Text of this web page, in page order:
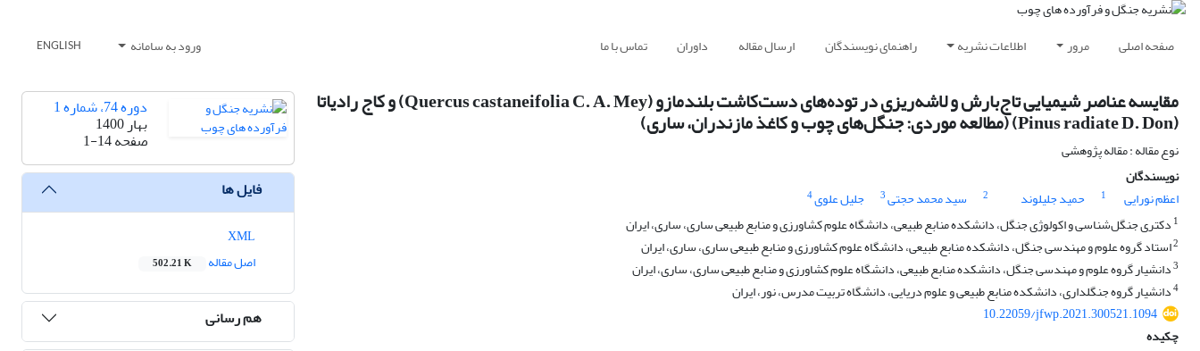
صفحه اصلی مرور اطلاعات نشریه راهنمای نویسندگان ارسال مقاله داوران تماس با ما ورود به سامانه ENGLISH
مقایسه عناصر شیمیایی تاج‌بارش و لاشه‌ریزی در توده‌های دست‌کاشت بلند‌مازو (Quercus castaneifolia C. A. Mey) و کاج رادیاتا
(Pinus radiate D. Don) (مطالعه موردی: جنگل‌های چوب و کاغذ مازندران، ساری)
نوع مقاله : مقاله پژوهشی
نویسندگان
اعظم نورایی
1 حمید جلیلوند 2 سید محمد حجتی3 جلیل علوی4
1 دکتری جنگل‌شناسی و اکولوژی جنگل، دانشکده منابع طبیعی، دانشگاه علوم کشاورزی و منابع طبیعی ساری، ساری، ایران
2استاد گروه علوم و مهندسی جنگل، دانشکده منابع طبیعی، دانشگاه علوم کشاورزی و منابع طبیعی ساری، ساری، ایران
3دانشیار گروه علوم و مهندسی جنگل، دانشکده منابع طبیعی، دانشگاه علوم کشاورزی و منابع طبیعی ساری، ساری، ایران
4دانشیار گروه جنگلداری، دانشکده منابع طبیعی و علوم دریایی، دانشگاه تربیت مدرس، نور، ایران
10.22059/jfwp.2021.300521.1094
چکیده
دوره 74، شماره 1
بهار 1400
صفحه1-14
فایل ها
اصل مقاله
502.21 K
هم رسانی